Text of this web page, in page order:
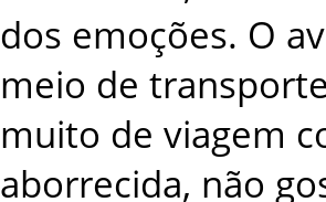
dos emoções. O
meio de
muito de viagem
aborrecida, não